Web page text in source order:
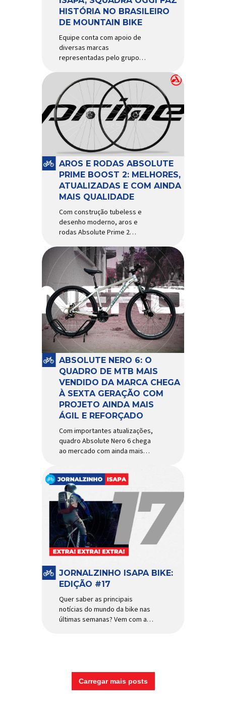
HISTÓRIA NO BRASILEIRO
DE MOUNTAIN BIKE
Equipe conta com apoio de
diversas marcas
representadas pelo grupo
Finish Lline, Park Tool, Protaper
e Zéfal Histórico. Assim pode
ser definida a participação da
Squadra Oggi no Campeonato
Brasileiro de Mountain Bike
2026, realizado em São José
dos Campos-SP entre os dias
23 e 26 de julho. Com cinco […]
AROS E RODAS ABSOLUTE
PRIME BOOST 2: MELHORES,
ATUALIZADAS E COM AINDA
MAIS QUALIDADE
Com construção tubeless e
desenho moderno, aros e
rodas Absolute Prime 2
diversas melhorias No
mercado brasileiro há alguns
anos, os aros e as rodas
Absolute Prime chegaram
como uma opção para pilotos
de cross country e trail em
busca de alto desempenho e
preço realmente competitivo.
Para isso, a marca […]
ABSOLUTE NERO 6: O
QUADRO DE MTB MAIS
VENDIDO DA MARCA CHEGA
À SEXTA GERAÇÃO COM
PROJETO AINDA MAIS
ÁGIL E REFORÇADO
Com importantes atualizações,
quadro Absolute Nero 6 chega
ao mercado com ainda mais
uso urbano e MTB recreacional
Um dos quadros de maior
sucesso do mercado de
bicicletas brasileiro chega em
nova versão: o
Absolute Nero 6, sexta geração
do quadro mais vendido da
marca nacional. Extremamente
popular para quem busca uma
JORNALZINHO ISAPA BIKE:
EDIÇÃO #17
Quer saber as principais
notícias do mundo da bike nas
últimas semanas? Vem com a
Carregar mais posts